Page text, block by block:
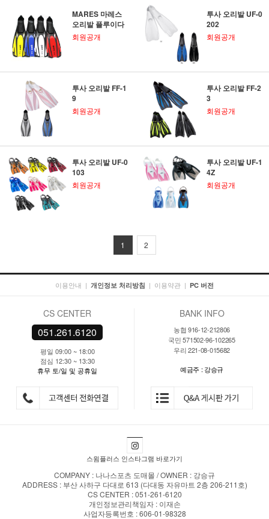
MARES 마레스
오리발 플루이다
회원공개
투사 오리발 UF-0
202
회원공개
투사 오리발 FF-1
9
회원공개
투사 오리발 FF-2
3
회원공개
투사 오리발 UF-0
103
회원공개
투사 오리발 UF-1
4Z
회원공개
1 2
이용안내 | 개인정보 처리방침 | 이용약관 | PC 버전
CS CENTER
051.261.6120
평일 09:00 ~ 18:00
점심 12:30 ~ 13:30
휴무 토/일 및 공휴일
BANK INFO
농협 916-12-212806
국민 571502-96-102265
우리 221-08-015682
예금주 : 강승규
스윔플러스 인스타그램 바로가기
COMPANY : 나나스포츠 도매몰 / OWNER : 강승규
ADDRESS : 부산 사하구 다대로 613 (다대동 자유마트 2층 206-211호)
CS CENTER : 051-261-6120
개인정보관리책임자 : 이재손
사업자등록번호 : 606-01-98328